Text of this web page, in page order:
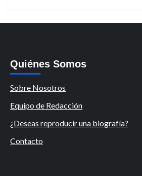
Quiénes Somos
Sobre Nosotros
Equipo de Redacción
¿Deseas reproducir una biografía?
Contacto